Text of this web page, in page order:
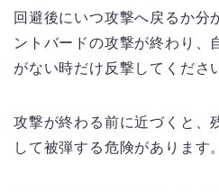
回避後にいつ攻撃へ戻るか分
ントバードの攻撃が終わり、
がない時だけ反撃してくださ
攻撃が終わる前に近づくと、
して被弾する危険があります。